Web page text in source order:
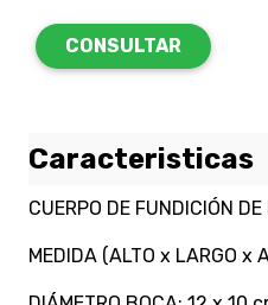
CONSULTAR
Caracteristicas
CUERPO DE FUNDICIÓN DE
MEDIDA (ALTO x LARGO x